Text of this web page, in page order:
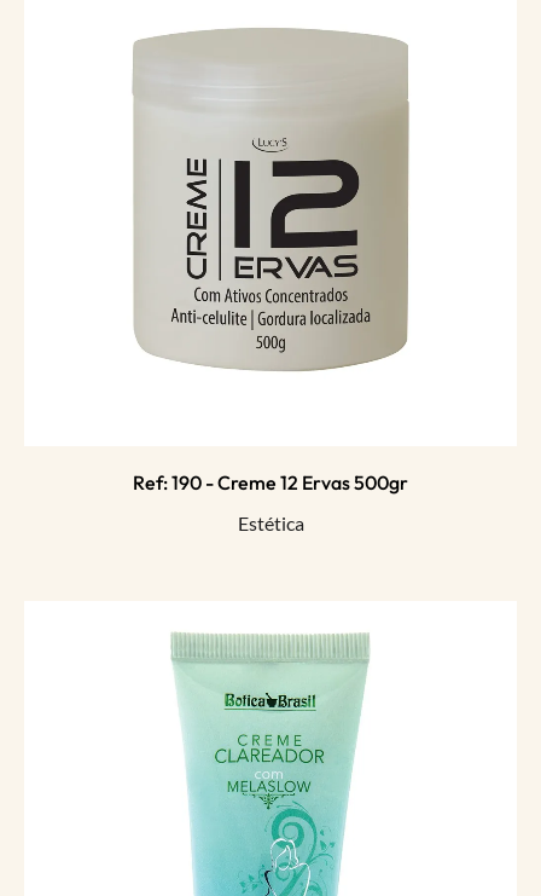
Ref: 190 - Creme 12 Ervas 500gr
Estética